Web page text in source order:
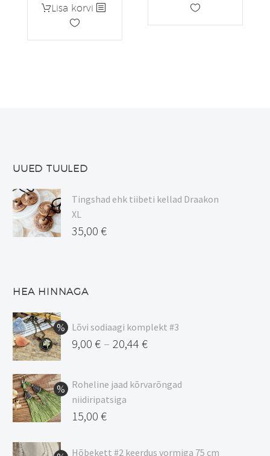
Lisa korvi
UUED TUULED
Tingshad ehk tiibeti kellad Draakon
XL
35,00 €
HEA HINNAGA
Lõvi sodiaagi komplekt #3
9,00 € – 20,44 €
9,00 €
kuni
20,44 €
Roheline jaad kõrvarõngad
niidiripatsiga
Algne
oli:
15,00 €
hind
Hõbekett #2 keerdus vormiga 75 cm